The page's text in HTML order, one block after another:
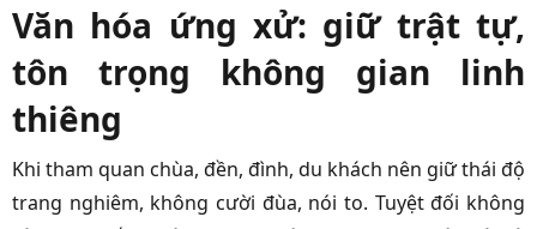
Văn hóa ứng xử: giữ trật tự,
tôn trọng không gian linh
thiêng
Khi tham quan chùa, đền, đình, du khách nên giữ thái độ
trang nghiêm, không cười đùa, nói to. Tuyệt đối không